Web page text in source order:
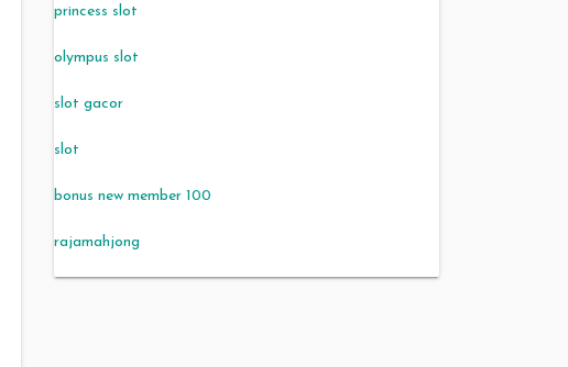
princess slot
olympus slot
slot gacor
slot
bonus new member 100
rajamahjong